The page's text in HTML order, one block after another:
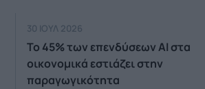
30 ΙΟΥΛ 2026
Το 45% των επενδύσεων AI στα
οικονομικά εστιάζει στην
παραγωγικότητα